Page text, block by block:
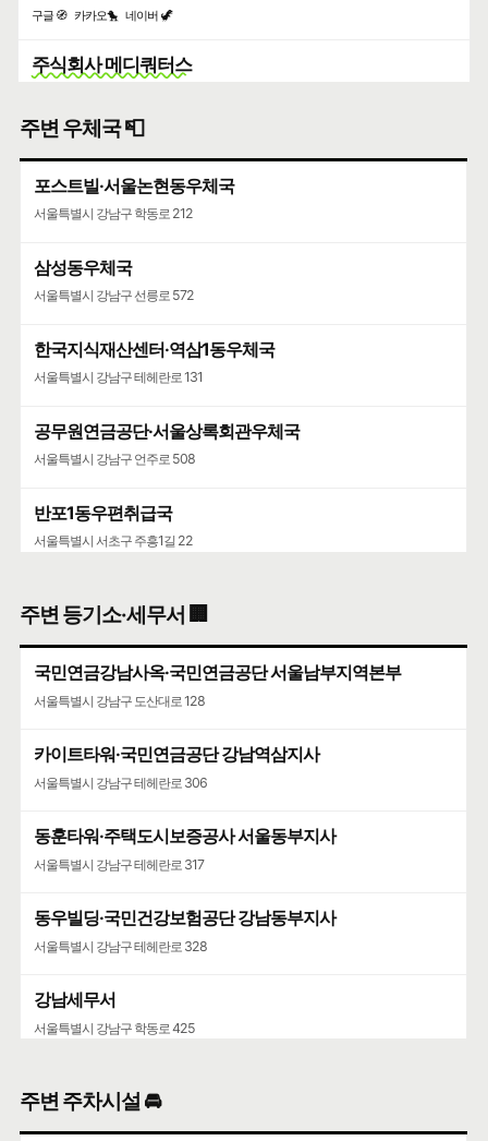
구글 🧭 카카오🐤 네이버 🦖
주식회사 메디쿼터스
지영빌딩 지상 2층 3층 논현동
구글 🧭 카카오🐤 네이버 🦖
축산물유통전문판매업
지영빌딩 2 3층 논현동
구글 🧭 카카오🐤 네이버 🦖
주변 우체국 📮
포스트빌·서울논현동우체국
서울특별시 강남구 학동로 212
삼성동우체국
서울특별시 강남구 선릉로 572
한국지식재산센터·역삼1동우체국
서울특별시 강남구 테헤란로 131
공무원연금공단·서울상록회관우체국
서울특별시 강남구 언주로 508
반포1동우편취급국
서울특별시 서초구 주흥1길 22
주변 등기소·세무서 🏢
국민연금강남사옥·국민연금공단 서울남부지역본부
서울특별시 강남구 도산대로 128
카이트타워·국민연금공단 강남역삼지사
서울특별시 강남구 테헤란로 306
동훈타워·주택도시보증공사 서울동부지사
서울특별시 강남구 테헤란로 317
동우빌딩·국민건강보험공단 강남동부지사
서울특별시 강남구 테헤란로 328
강남세무서
서울특별시 강남구 학동로 425
주변 주차시설 🚘